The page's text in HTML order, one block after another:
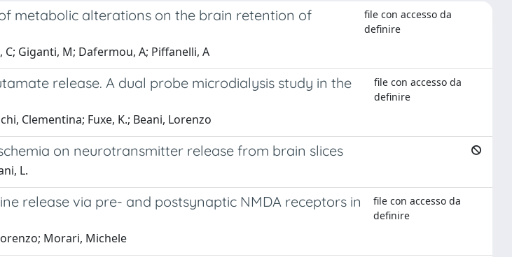
metabolic alterations on the brain retention of
file con accesso da
definire
C; Giganti, M; Dafermou, A; Piffanelli, A
release. A dual probe microdialysis study in the
file con accesso da
definire
Clementina; Fuxe, K.; Beani, Lorenzo
on neurotransmitter release from brain slices
L.
release via pre- and postsynaptic NMDA receptors in
file con accesso da
definire
Morari, Michele